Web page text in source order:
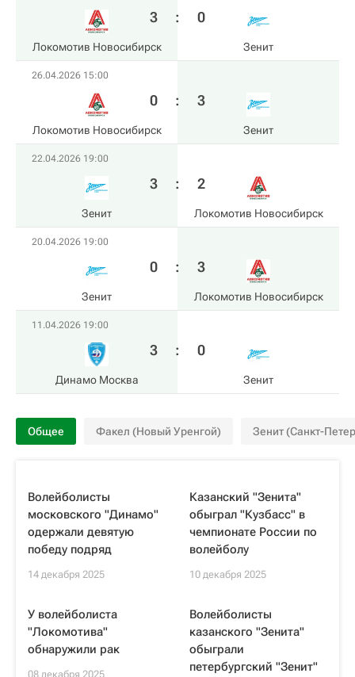
Локомотив Новосибирск
3 : 0
Зенит
26.04.2026 15:00
Локомотив Новосибирск
0 : 3
Зенит
22.04.2026 19:00
Зенит
3 : 2
Локомотив Новосибирск
20.04.2026 19:00
Зенит
0 : 3
Локомотив Новосибирск
11.04.2026 19:00
Динамо Москва
3 : 0
Зенит
Общее Факел (Новый Уренгой) Зенит (Санкт-
Волейболисты
московского "Динамо"
одержали девятую
победу подряд
14 декабря 2025
Казанский "Зенита"
обыграл "Кузбасс" в
чемпионате России по
волейболу
10 декабря 2025
У волейболиста
"Локомотива"
обнаружили рак
08 декабря 2025
Волейболисты
казанского "Зенита"
обыграли
петербургский "Зенит"